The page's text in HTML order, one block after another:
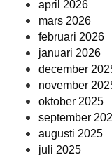
april 2026
mars 2026
februari 2026
januari 2026
december
november
oktober 2025
september
augusti 2025
juli 2025